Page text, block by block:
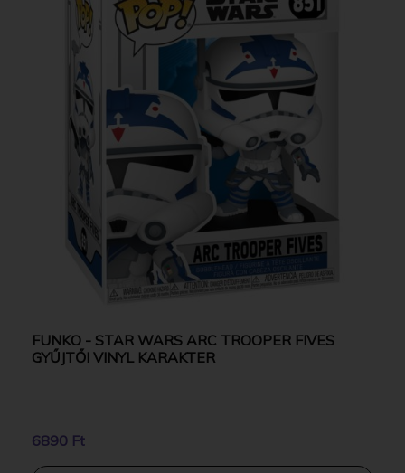
FUNKO - STAR WARS ARC TROOPER FIVES
GYŰJTŐI VINYL KARAKTER
6890 Ft